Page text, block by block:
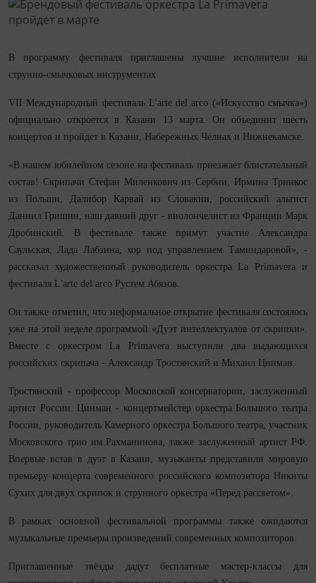
В программу фестиваля приглашены лучшие исполнители на
струнно-смычковых инструментах
VII Международный фестиваль L'arte del arco («Искусство смычка»)
официально откроется в Казани 13 марта. Он объединит шесть
концертов и пройдет в Казани, Набережных Челнах и Нижнекамске.
«В нашем юбилейном сезоне на фестиваль приезжает блистательный
состав! Скрипачи Стефан Миленкович из Сербии, Ирмина Тринкос
из Польши, Далибор Карвай из Словакии, российский альтист
Даниил Гришин, наш давний друг - виолончелист из Франции Марк
Дробинский. В фестивале также примут участие Александра
Саульская, Лада Лабзина, хор под управлением Таминдаровой», -
рассказал художественный руководитель оркестра La Primavera и
фестиваля L'arte del arco Рустем Абязов.
Он также отметил, что неформальное открытие фестиваля состоялось
уже на этой неделе программой «Дуэт интеллектуалов от скрипки».
Вместе с оркестром La Primavera выступили два выдающихся
российских скрипача - Александр Тростянский и Михаил Цинман.
Тростянский - профессор Московской консерватории, заслуженный
артист России. Цинман - концертмейстер оркестра Большого театра
России, руководитель Камерного оркестра Большого театра, участник
Московского трио им.Рахманинова, также заслуженный артист РФ.
Впервые встав в дуэт в Казани, музыканты представили мировую
премьеру концерта современного российского композитора Никиты
Сухих для двух скрипок и струнного оркестра «Перед рассветом».
В рамках основной фестивальной программы также ожидаются
музыкальные премьеры произведений современных композиторов.
Приглашенные звёзды дадут бесплатные мастер-классы для